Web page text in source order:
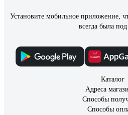
Установите мобильное приложение,
всегда была
Каталог
Адреса
Способы
Способы